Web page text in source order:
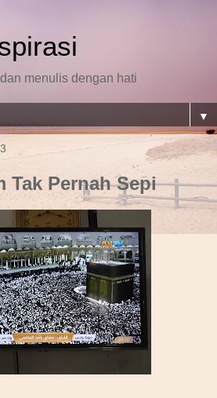
menulis dengan hati
▼
Tak Pernah Sepi